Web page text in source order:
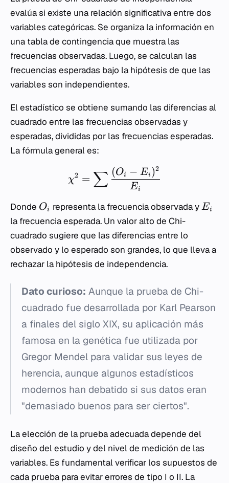
evalúa si existe una relación significativa entre dos
variables categóricas. Se organiza la información en
una tabla de contingencia que muestra las
frecuencias observadas. Luego, se calculan las
frecuencias esperadas bajo la hipótesis de que las
variables son independientes.
El estadístico se obtiene sumando las diferencias al
cuadrado entre las frecuencias observadas y
esperadas, divididas por las frecuencias esperadas.
La fórmula general es:
χ2 = ∑ Ei
(Oi − Ei )2
Donde Oi representa la frecuencia observada y Ei
la frecuencia esperada. Un valor alto de Chi-
cuadrado sugiere que las diferencias entre lo
observado y lo esperado son grandes, lo que lleva a
rechazar la hipótesis de independencia.
Dato curioso: Aunque la prueba de Chi-
cuadrado fue desarrollada por Karl Pearson
a finales del siglo XIX, su aplicación más
famosa en la genética fue utilizada por
Gregor Mendel para validar sus leyes de
herencia, aunque algunos estadísticos
modernos han debatido si sus datos eran
"demasiado buenos para ser ciertos".
La elección de la prueba adecuada depende del
diseño del estudio y del nivel de medición de las
variables. Es fundamental verificar los supuestos de
cada prueba para evitar errores de tipo I o II. La